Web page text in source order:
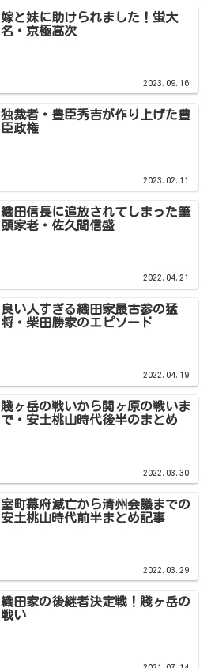
嫁と妹に助けられました！蛍大
名・京極高次
2023.09.16
独裁者・豊臣秀吉が作り上げた豊
臣政権
2023.02.11
織田信長に追放されてしまった筆
頭家老・佐久間信盛
2022.04.21
良い人すぎる織田家最古参の猛
将・柴田勝家のエピソード
2022.04.19
賤ヶ岳の戦いから関ヶ原の戦いま
で・安土桃山時代後半のまとめ
2022.03.30
室町幕府滅亡から清州会議までの
安土桃山時代前半まとめ記事
2022.03.29
織田家の後継者決定戦！賤ヶ岳の
戦い